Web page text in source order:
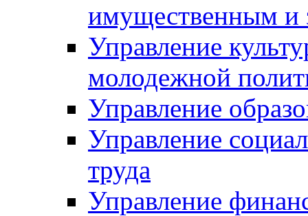
имущественным и
Управление
молодежной
Управление
Управление
труда
Управление